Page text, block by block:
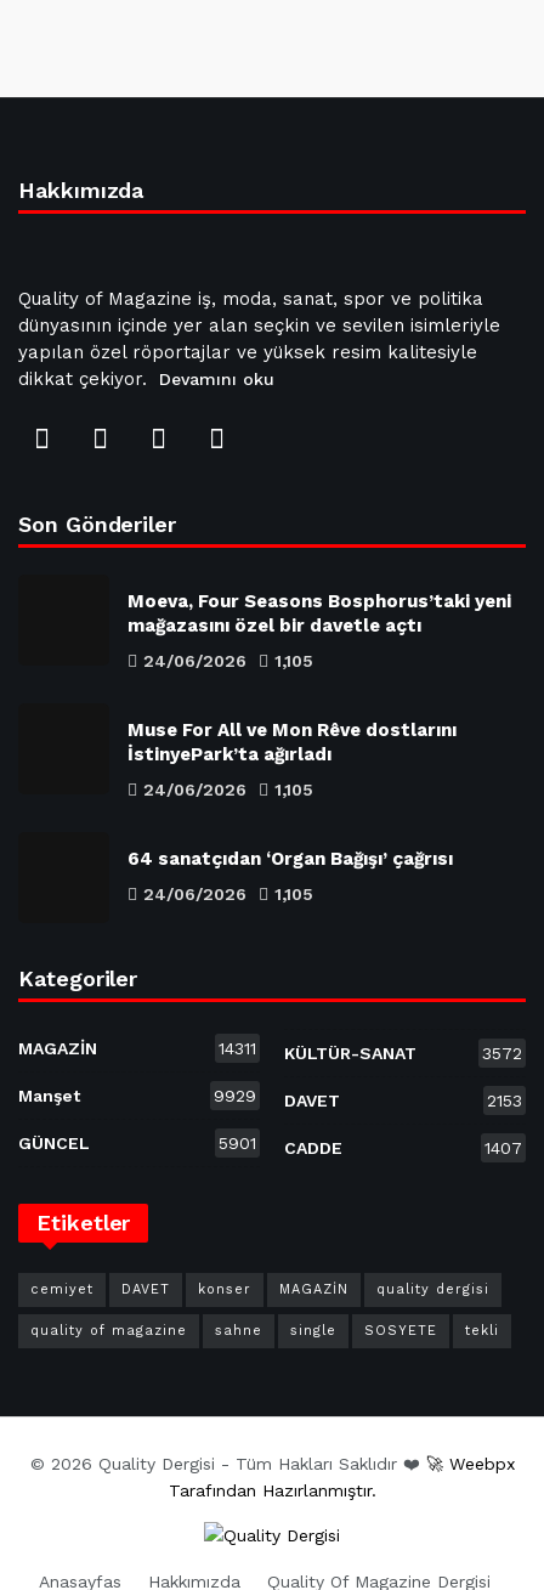
Hakkımızda
Quality of Magazine iş, moda, sanat, spor ve politika
dünyasının içinde yer alan seçkin ve sevilen isimleriyle
yapılan özel röportajlar ve yüksek resim kalitesiyle
dikkat çekiyor.
Devamını oku
Son Gönderiler
Moeva, Four Seasons Bosphorus’taki yeni
mağazasını özel bir davetle açtı
24/06/2026 1,105
Muse For All ve Mon Rêve dostlarını
İstinyePark’ta ağırladı
24/06/2026 1,105
64 sanatçıdan ‘Organ Bağışı’ çağrısı
24/06/2026 1,105
Kategoriler
MAGAZİN 14311
Manşet 9929
GÜNCEL 5901
KÜLTÜR-SANAT 3572
DAVET 2153
CADDE 1407
Etiketler
cemiyet DAVET konser MAGAZİN quality dergisi
quality of magazine sahne single SOSYETE tekli
© 2026 Quality Dergisi - Tüm Hakları Saklıdır ❤️ 🚀 Weebpx
Tarafından Hazırlanmıştır.
Anasayfas Hakkımızda Quality Of Magazine Dergisi